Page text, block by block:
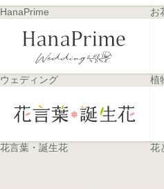
HanaPrime お
ウェディング 植
花言葉・誕生花 花